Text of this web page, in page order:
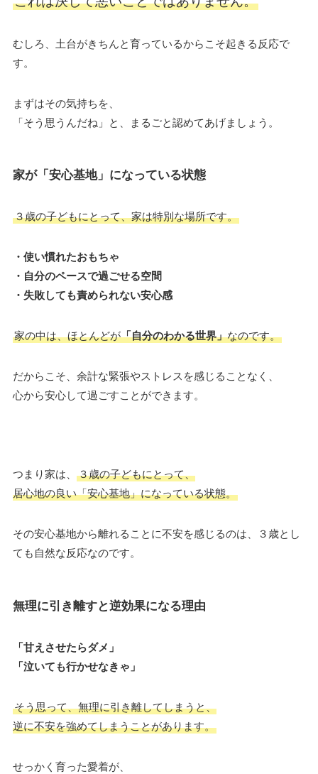
むしろ、土台がきちんと育っているからこそ起きる反応で
す。
まずはその気持ちを、
「そう思うんだね」と、まるごと認めてあげましょう。
家が「安心基地」になっている状態
３歳の子どもにとって、家は特別な場所です。
・使い慣れたおもちゃ
・自分のペースで過ごせる空間
・失敗しても責められない安心感
家の中は、ほとんどが「自分のわかる世界」なのです。
だからこそ、余計な緊張やストレスを感じることなく、
心から安心して過ごすことができます。
つまり家は、
３歳の子どもにとって、
居心地の良い「安心基地」になっている状態。
その安心基地から離れることに不安を感じるのは、３歳とし
ても自然な反応なのです。
無理に引き離すと逆効果になる理由
「甘えさせたらダメ」
「泣いても行かせなきゃ」
そう思って、無理に引き離してしまうと、
逆に不安を強めてしまうことがあります。
せっかく育った愛着が、